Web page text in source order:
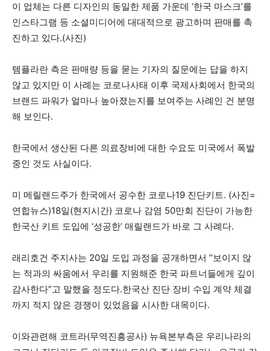
이 업체는 다른 디자인의 동일한 제품 가운데 ‘한국 마스크’를
인스타그램 등 소셜미디어에 대대적으로 광고하며 판매를 촉
진하고 있다.(사진)
템플라란 측은 판매량 등을 묻는 기자의 질문에는 답을 하지
않고 있지만 이 사례는 코로나사태 이후 국제사회에서 한국의
브랜드 파워가 얼마나 높아졌는지를 보여주는 사례인 건 분명
해 보인다.
한국에서 생산된 다른 의료장비에 대한 수요도 미국에서 폭발
중인 것도 사실이다.
미 메릴랜드주가 한국에서 공수한 코로나19 진단키트. (사진=
연합뉴스)18일(현지시간) 코로나 감염 50만회 진단이 가능한
한국산 키트 도입에 ‘성공한’ 매릴랜드가 바로 그 사례다.
래리호건 주지사는 20일 도입 과정을 공개하면서 “보이지 않
는 적과의 싸움에서 우리를 지원해준 한국 파트너들에게 깊이
감사한다”고 말했을 정도다.한국산 진단 장비 수입 계약 체결
까지 적지 않은 경쟁이 있었음을 시사한 대목이다.
이와관련해 코트라(무역진흥공사) 뉴욕본부측은 우리나라의